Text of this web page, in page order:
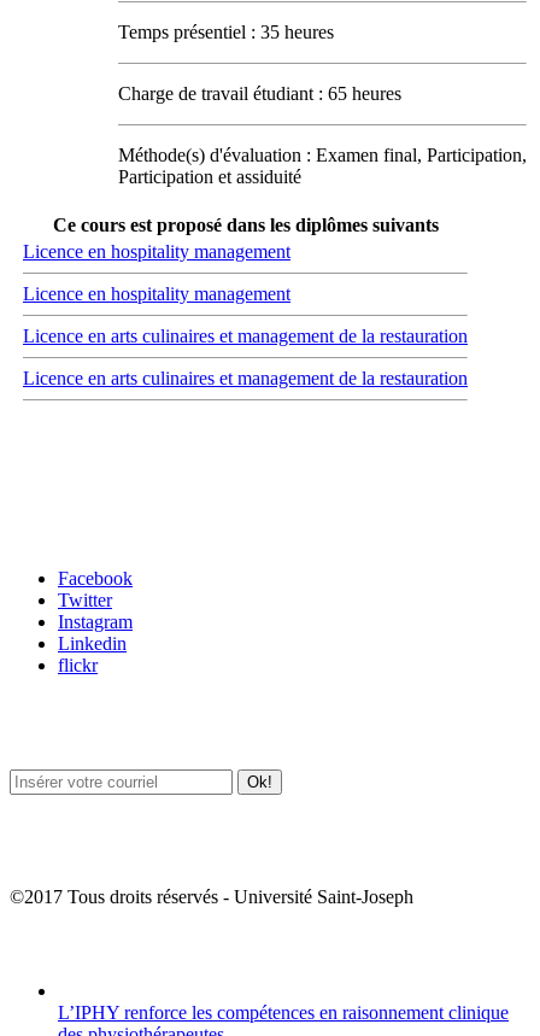
Temps présentiel : 35 heures
Charge de travail étudiant : 65 heures
Méthode(s) d'évaluation : Examen final, Participation,
Participation et assiduité
Ce cours est proposé dans les diplômes suivants
Licence en hospitality management
Licence en hospitality management
Licence en arts culinaires et management de la restauration
Licence en arts culinaires et management de la restauration
Facebook
Twitter
Instagram
Linkedin
flickr
©2017 Tous droits réservés - Université Saint-Joseph
L’IPHY renforce les compétences en raisonnement clinique